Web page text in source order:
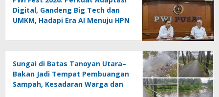
Digital, Gandeng Big Tech dan
UMKM, Hadapi Era AI Menuju HPN
Sungai di Batas Tanoyan Utara–
Bakan Jadi Tempat Pembuangan
Sampah, Kesadaran Warga dan